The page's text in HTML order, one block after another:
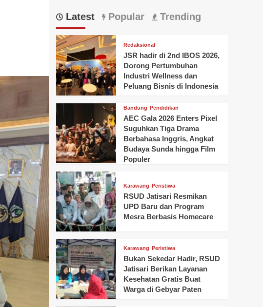
Latest Popular Trending
Redaksional
JSR hadir di 2nd IBOS 2026,
Dorong Pertumbuhan
Industri Wellness dan
Peluang Bisnis di Indonesia
Bandung Pendidikan
AEC Gala 2026 Enters Pixel
Suguhkan Tiga Drama
Berbahasa Inggris, Angkat
Budaya Sunda hingga Film
Populer
Karawang Peristiwa
RSUD Jatisari Resmikan
UPD Baru dan Program
Mesra Berbasis Homecare
Karawang Peristiwa
Bukan Sekedar Hadir, RSUD
Jatisari Berikan Layanan
Kesehatan Gratis Buat
Warga di Gebyar Paten